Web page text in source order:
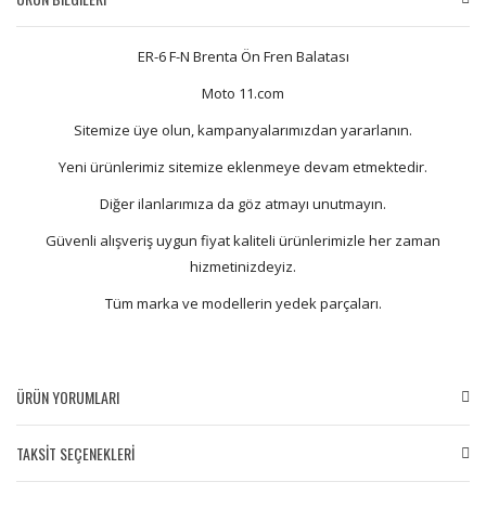
ER-6 F-N Brenta Ön Fren Balatası
Moto 11.com
Sitemize üye olun, kampanyalarımızdan yararlanın.
Yeni ürünlerimiz sitemize eklenmeye devam etmektedir.
Diğer ilanlarımıza da göz atmayı unutmayın.
Güvenli alışveriş uygun fiyat kaliteli ürünlerimizle her zaman
hizmetinizdeyiz.
Tüm marka ve modellerin yedek parçaları.
ÜRÜN YORUMLARI
TAKSİT SEÇENEKLERİ